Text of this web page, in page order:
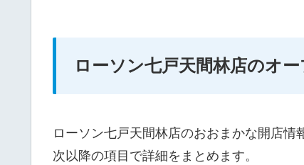
ローソン七戸天間林店のオ
ローソン七戸天間林店のおおまかな開店
次以降の項目で詳細をまとめます。